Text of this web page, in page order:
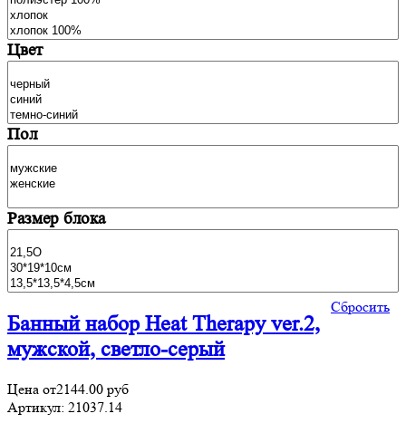
Цвет
Пол
Размер блока
Сбросить
Банный набор Heat Therapy ver.2,
мужской, светло-серый
Цена от2144.00 руб
Артикул: 21037.14